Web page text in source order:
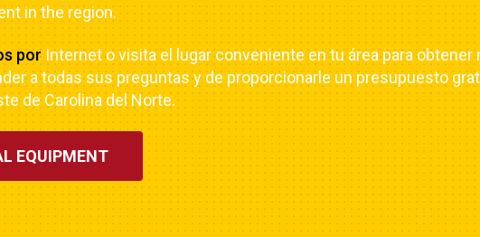
in the region.
por Internet o visita el lugar conveniente en tu área para
a todas sus preguntas y de proporcionarle un presupuesto
de Carolina del Norte.
EQUIPMENT